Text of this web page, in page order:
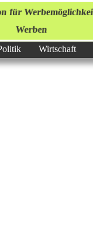
Werben
Wirtschaft